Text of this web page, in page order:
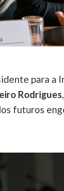
para a
Rodrigues
futuros